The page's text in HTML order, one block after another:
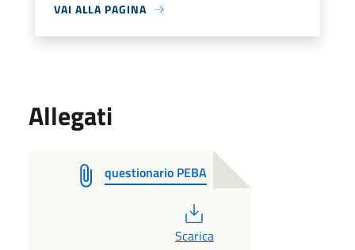
VAI ALLA PAGINA
Allegati
questionario PEBA
Scarica